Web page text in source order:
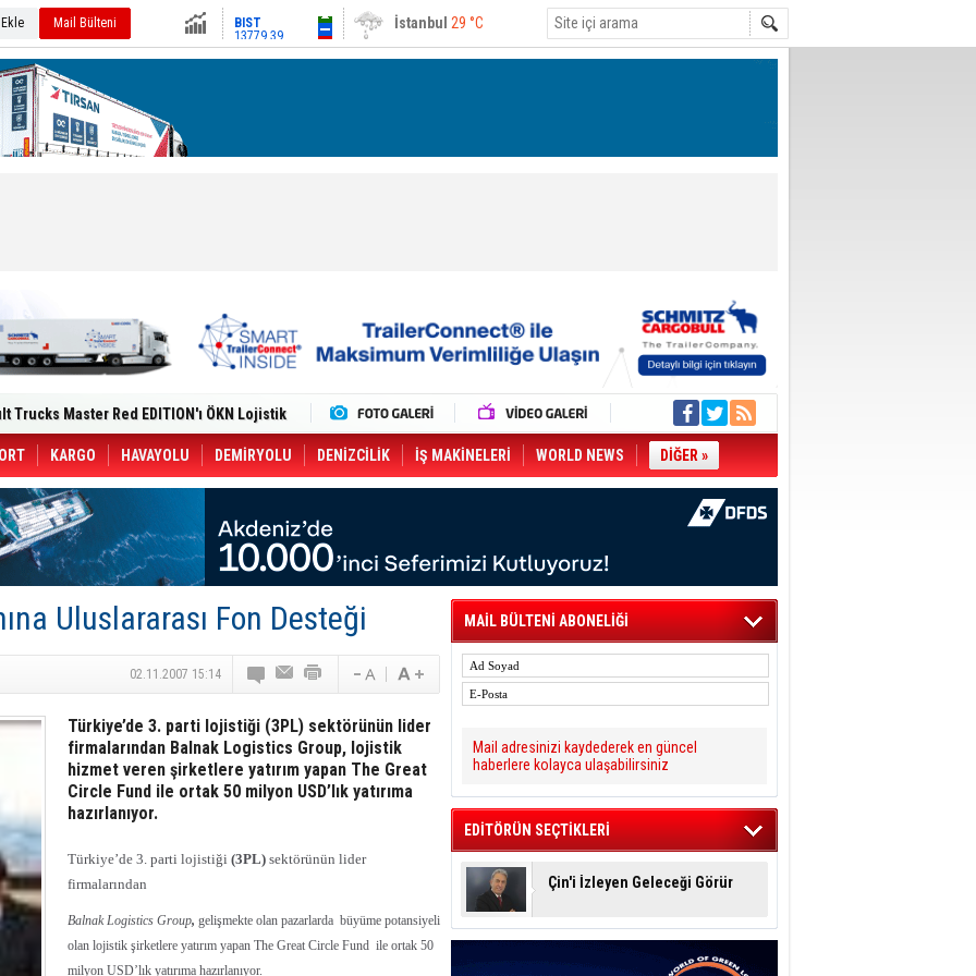
Mail Bülteni
Altın6659.71 Ankara34 °C
Yeni Tesisiyle Küresel Büyümesini
Dron Saldırısı: 3 Mürettebatın
CCO'su Oldu
49 Destinasyonda İndirimli Taşıma
Kargo Haziran 2026 Döneminde %8.5
Dergi)
Dijitalleştiriyor
in June, Up 8.5%
ile Güçlendirdi
Saadia Zahidi Getirildi. IATA Tarihinde İlk
Zahidi as Director General
KARGO HAVAYOLU DEMİRYOLU DENİZCİLİK İŞ MAKİNELERİ WORLD NEWS DİĞER »
Uluslararası Fon Desteği
02.11.2007 15:14
Türkiye’de 3. parti lojistiği (3PL) sektörünün lider
firmalarından Balnak Logistics Group, lojistik
hizmet veren şirketlere yatırım yapan The Great
Circle Fund ile ortak 50 milyon USD’lık yatırıma
hazırlanıyor.
Türkiye’de 3. parti lojistiği (3PL) sektörünün lider
firmalarından
Balnak Logistics Group, gelişmekte olan pazarlarda büyüme potansiyeli
olan lojistik şirketlere yatırım yapan The Great Circle Fund ile ortak 50
milyon USD’lık yatırıma hazırlanıyor.
MAİL BÜLTENİ ABONELİĞİ
Mail adresinizi kaydederek en güncel
haberlere kolayca ulaşabilirsiniz
EDİTÖRÜN SEÇTİKLERİ
Çin'i İzleyen Geleceği Görür